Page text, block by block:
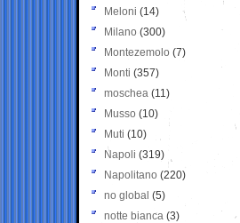
Meloni (14)
Milano (300)
Montezemolo (7)
Monti (357)
moschea (11)
Musso (10)
Muti (10)
Napoli (319)
Napolitano (220)
no global (5)
notte bianca (3)